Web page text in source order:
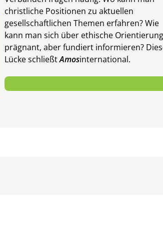
christliche Positionen zu aktuellen
gesellschaft­lichen Themen er­fahren? Wie
kann man sich über ethische
prägnant, aber fundiert in­for­mieren?
Lücke schließtAmosinternational.